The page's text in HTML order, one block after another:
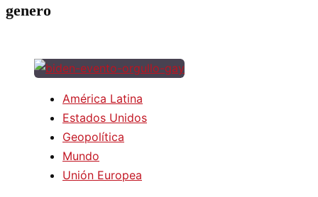
genero
América Latina
Estados Unidos
Geopolítica
Mundo
Unión Europea